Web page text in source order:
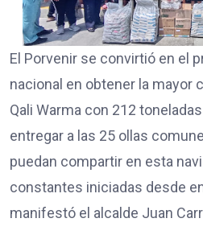
El Porvenir se convirtió en el
nacional en obtener la mayor
Qali Warma con 212
entregar a las 25 ollas
puedan compartir en esta
constantes iniciadas desde
manifestó el alcalde Juan